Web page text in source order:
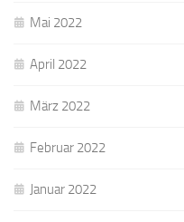
Mai 2022
April 2022
März 2022
Februar 2022
Januar 2022